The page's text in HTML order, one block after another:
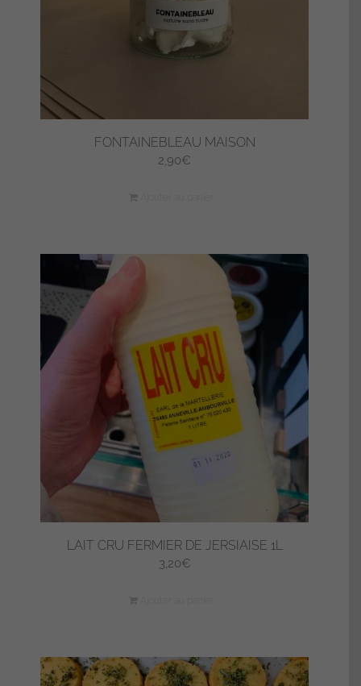
FONTAINEBLEAU MAISON
2,90€
LAIT CRU FERMIER DE JERSIAISE 1L
3,20€